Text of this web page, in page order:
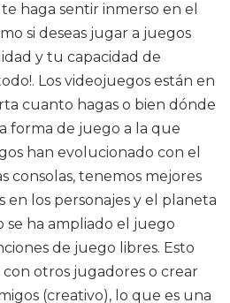
haga sentir inmerso en el
si deseas jugar a juegos
y tu capacidad de
Los videojuegos están en
cuanto hagas o bien dónde
forma de juego a la que
han evolucionado con el
consolas, tenemos mejores
en los personajes y el planeta
se ha ampliado el juego
de juego libres. Esto
otros jugadores o crear
(creativo), lo que es una